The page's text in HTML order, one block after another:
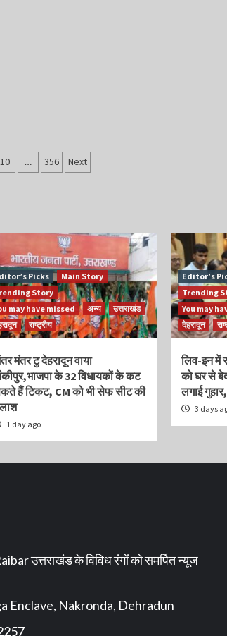
10 … 356 Next
Picks
Main Story
Story
may have missed
अन्य
उत्तराखंड
राष्ट्रीय
मंतर टु देहरादून वाया
के 32 विधायकों के कट
हैं टिकट, CM को भी सेफ सीट की
1 day ago
Editor’s
Trending
You may
देहरादून
लिव-इन में
को घर से
लगाई
3 days
उत्तराखंड के विविध रंगों को समर्पित न्यूज
Enclave, Nakronda, Dehradun